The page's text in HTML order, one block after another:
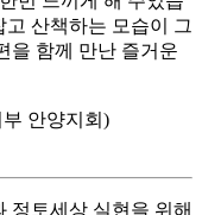
산책하는 모습이 그
을 함께 만난 즐거운
안양지회)
정토세상 실현을 위해